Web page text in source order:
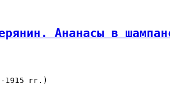
Ананасы в
1915 гг.)